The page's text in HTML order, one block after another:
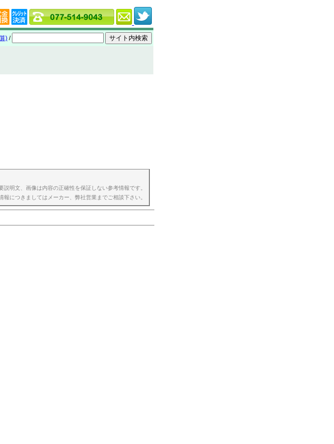
) /
明文、画像は内容の正確性を保証しない参考情報です。
報につきましてはメーカー、弊社営業までご相談下さい。